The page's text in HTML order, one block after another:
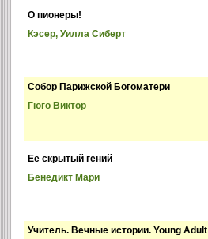
О пионеры!
Кэсер, Уилла Сиберт
Собор Парижской Богоматери
Гюго Виктор
Ее скрытый гений
Бенедикт Мари
Учитель. Вечные истории. Young Adult